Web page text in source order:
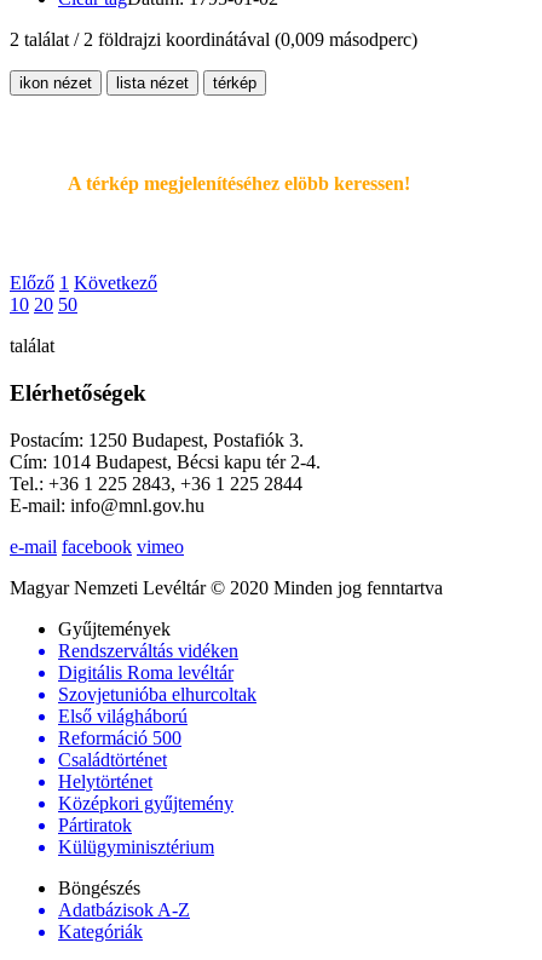
2 találat / 2 földrajzi koordinátával (0,009 másodperc)
ikon nézet lista nézet térkép
A térkép megjelenítéséhez elöbb keressen!
Előző 1 Következő
10 20 50
találat
Elérhetőségek
Postacím: 1250 Budapest, Postafiók 3.
Cím: 1014 Budapest, Bécsi kapu tér 2-4.
Tel.: +36 1 225 2843, +36 1 225 2844
E-mail: info@mnl.gov.hu
e-mail facebook vimeo
Magyar Nemzeti Levéltár © 2020 Minden jog fenntartva
Gyűjtemények
Rendszerváltás vidéken
Digitális Roma levéltár
Szovjetunióba elhurcoltak
Első világháború
Reformáció 500
Családtörténet
Helytörténet
Középkori gyűjtemény
Pártiratok
Külügyminisztérium
Böngészés
Adatbázisok A-Z
Kategóriák